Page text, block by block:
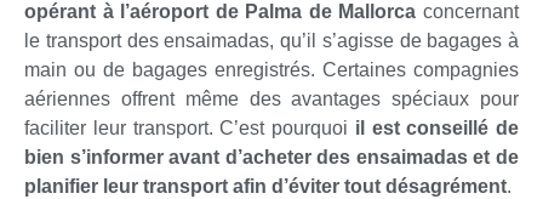
opérant à l’aéroport de Palma de Mallorca concernant
le transport des ensaimadas, qu’il s’agisse de bagages à
main ou de bagages enregistrés. Certaines compagnies
aériennes offrent même des avantages spéciaux pour
faciliter leur transport. C’est pourquoi il est conseillé de
bien s’informer avant d’acheter des ensaimadas et de
planifier leur transport afin d’éviter tout désagrément.